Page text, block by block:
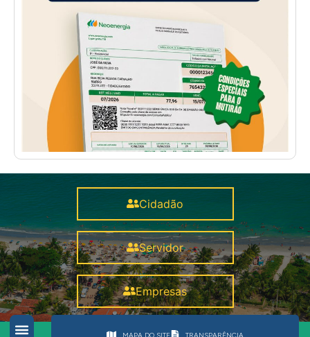
Cidadão
Servidor
Empresas
MAPA DO SITE TRANSPARÊNCIA